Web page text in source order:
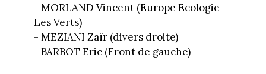
- MORLAND Vincent (Europe Ecologie-
Les Verts)
- MEZIANI Zaïr (divers droite)
- BARBOT Eric (Front de gauche)